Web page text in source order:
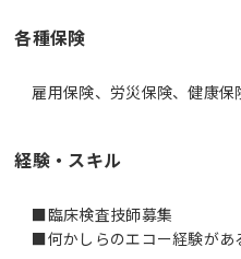
各種保険
雇用保険、労災保険、健康保
経験・スキル
■臨床検査技師募集
■何かしらのエコー経験があ